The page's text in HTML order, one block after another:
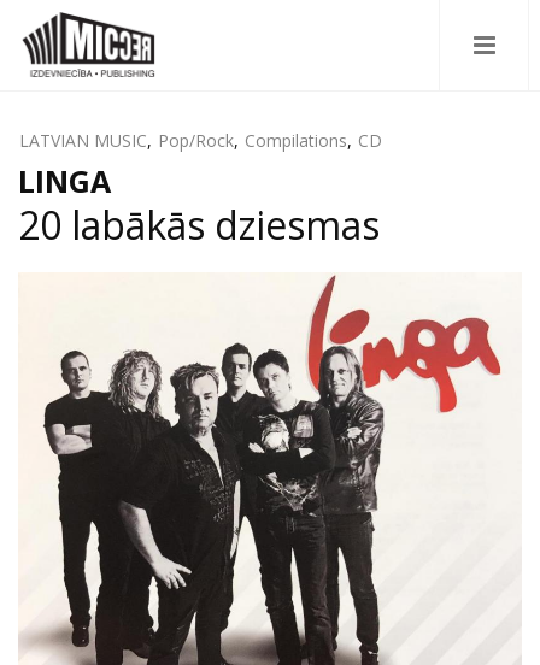
LATVIAN MUSIC, Pop/Rock, Compilations, CD
LINGA
20 labākās dziesmas